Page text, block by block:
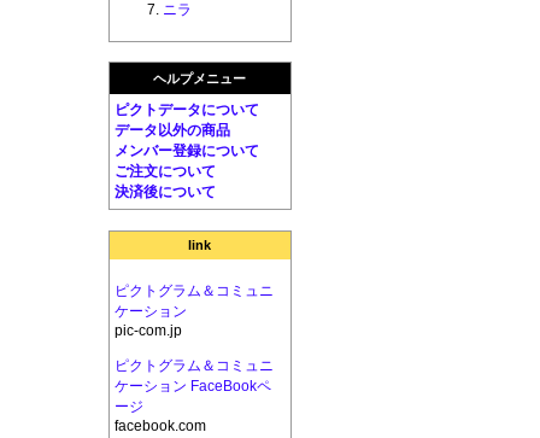
ニラ
ヘルプメニュー
ピクトデータについて
データ以外の商品
メンバー登録について
ご注文について
決済後について
link
ピクトグラム＆コミュニ
ケーション
pic-com.jp
ピクトグラム＆コミュニ
ケーション FaceBookペ
ージ
facebook.com